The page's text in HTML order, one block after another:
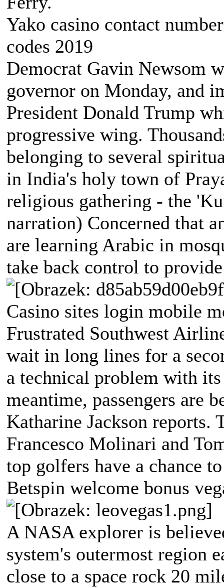
Yako casino contact
codes 2019
Democrat Gavin Newsom
governor on Monday, and
President Donald Trump
progressive wing.
belonging to several
in India's holy town of
religious gathering - the
narration) Concerned that
are learning Arabic in
take back control to
Casino sites login mobile
Frustrated Southwest
wait in long lines for a
a technical problem with
meantime, passengers are
Katharine Jackson reports.
Francesco Molinari and
top golfers have a chance
Betspin welcome bonus
A NASA explorer is
system's outermost region
close to a space rock 20